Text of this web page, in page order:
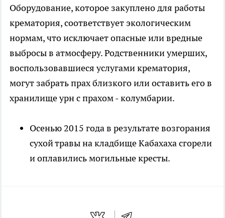
Оборудование, которое закуплено для работы
крематория, соответствует экологическим
нормам, что исключает опасные или вредные
выбросы в атмосферу. Родственники умерших,
воспользовавшиеся услугами крематория,
могут забрать прах близкого или оставить его в
хранилище урн с прахом - колумбарии.
Осенью 2015 года в результате возгорания
сухой травы на кладбище Кабахаха сгорели
и оплавились могильные кресты.